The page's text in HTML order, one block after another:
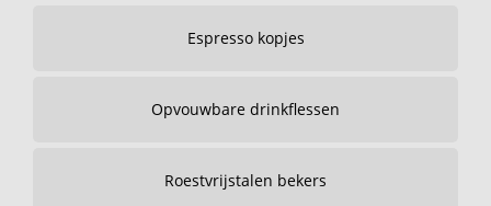
Espresso kopjes
Opvouwbare drinkflessen
Roestvrijstalen bekers